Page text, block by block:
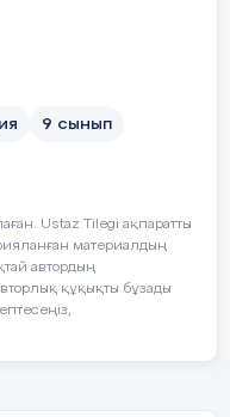
нақты ажыратады
жұмыс)
түрлері
2. ЖИ-дің
9 сынып
Ustaz Tilegi ақпаратты
материалдың
автордың
құқықты бұзады